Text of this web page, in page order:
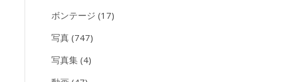
ボンテージ (17)
写真 (747)
写真集 (4)